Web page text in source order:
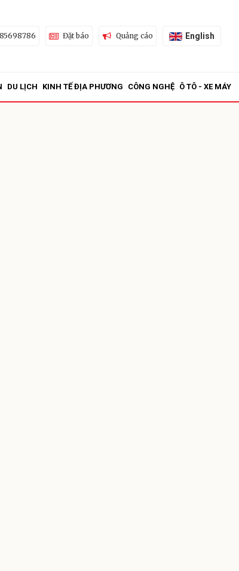
Đặt báo Quảng cáo English
DU LỊCH KINH TẾ ĐỊA PHƯƠNG CÔNG NGHỆ Ô TÔ - XE MÁY